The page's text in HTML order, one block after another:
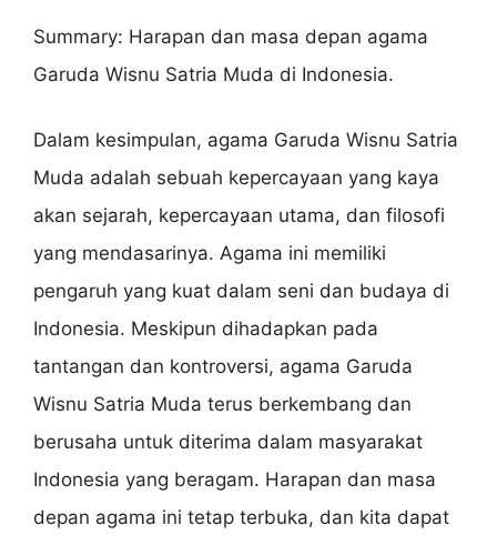
Summary: Harapan dan masa depan agama
Garuda Wisnu Satria Muda di Indonesia.
Dalam kesimpulan, agama Garuda Wisnu Satria
Muda adalah sebuah kepercayaan yang kaya
akan sejarah, kepercayaan utama, dan filosofi
yang mendasarinya. Agama ini memiliki
pengaruh yang kuat dalam seni dan budaya di
Indonesia. Meskipun dihadapkan pada
tantangan dan kontroversi, agama Garuda
Wisnu Satria Muda terus berkembang dan
berusaha untuk diterima dalam masyarakat
Indonesia yang beragam. Harapan dan masa
depan agama ini tetap terbuka, dan kita dapat